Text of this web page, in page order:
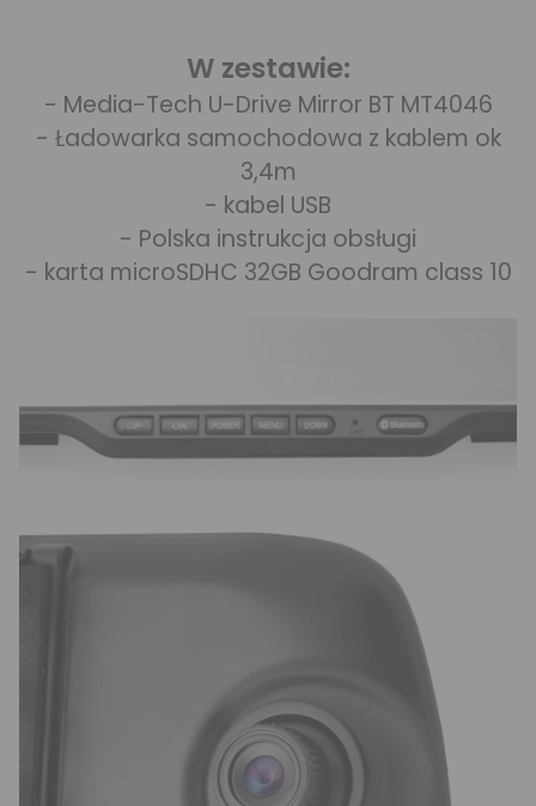
W zestawie:
- Media-Tech U-Drive Mirror BT MT4046
- Ładowarka samochodowa z kablem ok
3,4m
- kabel USB
- Polska instrukcja obsługi
- karta microSDHC 32GB Goodram class 10